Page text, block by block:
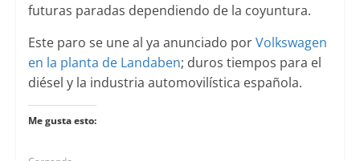
futuras paradas dependiendo de la coyuntura.
Este paro se une al ya anunciado porVolkswagen
en la planta de Landaben; duros tiempos para el
diésel y la industria automovilística española.
Me gusta esto: